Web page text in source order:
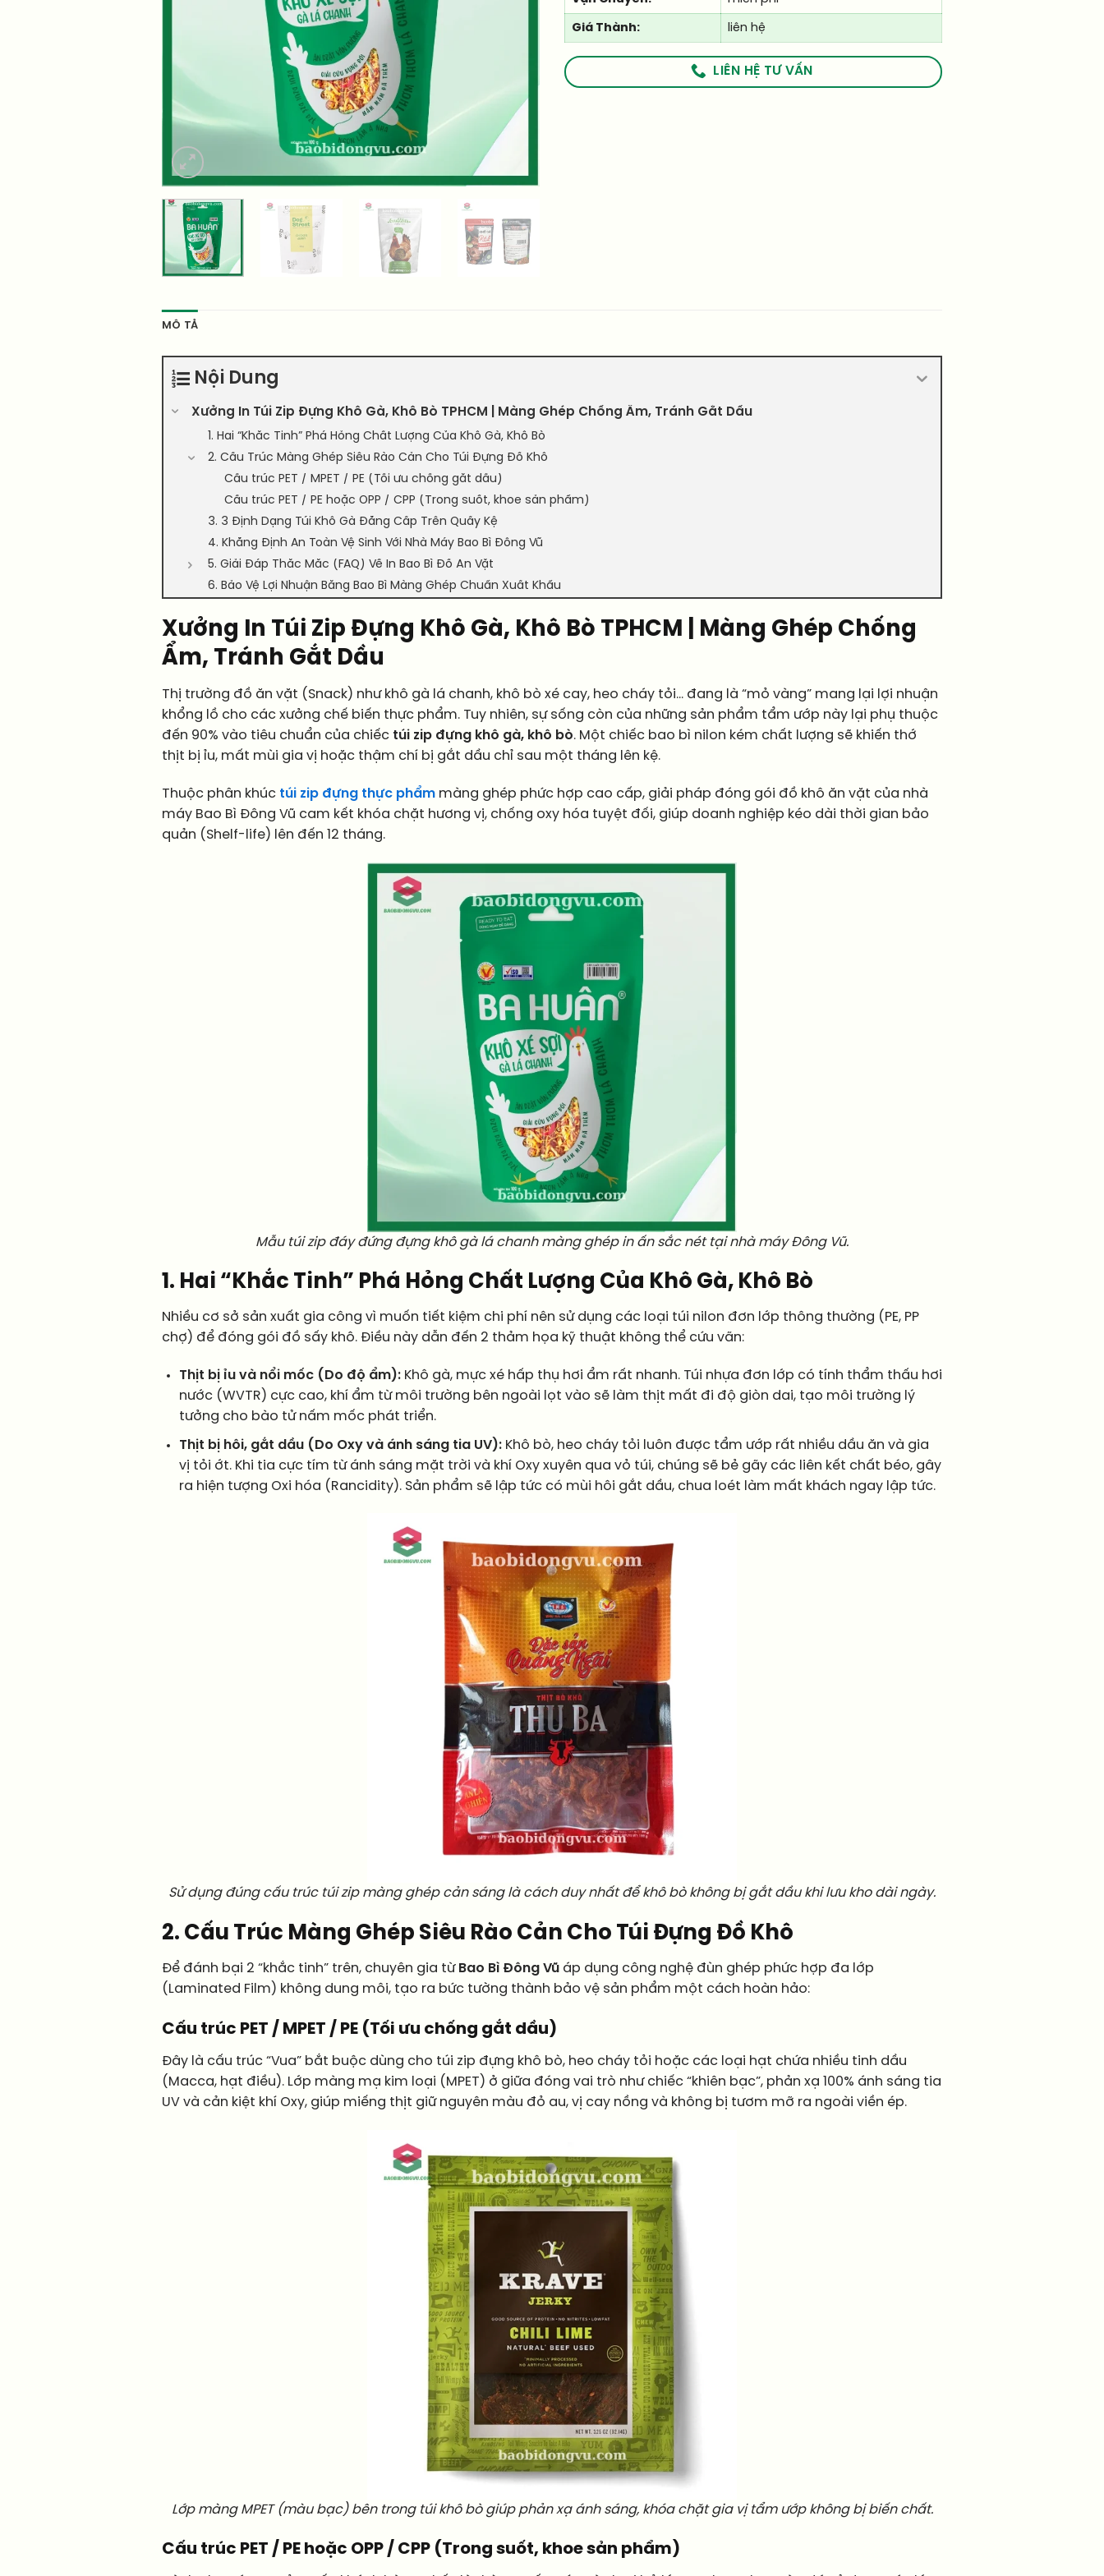
Giá Thành: liên hệ
LIÊN HỆ TƯ VẤN
MÔ TẢ
Nội Dung
Xưởng In Túi Zip Đựng Khô Gà, Khô Bò TPHCM | Màng Ghép Chống Ẩm, Tránh Gắt Dầu
1. Hai “Khắc Tinh” Phá Hỏng Chất Lượng Của Khô Gà, Khô Bò
2. Cấu Trúc Màng Ghép Siêu Rào Cản Cho Túi Đựng Đồ Khô
Cấu trúc PET / MPET / PE (Tối ưu chống gắt dầu)
Cấu trúc PET / PE hoặc OPP / CPP (Trong suốt, khoe sản phẩm)
3. 3 Định Dạng Túi Khô Gà Đẳng Cấp Trên Quầy Kệ
4. Khẳng Định An Toàn Vệ Sinh Với Nhà Máy Bao Bì Đông Vũ
5. Giải Đáp Thắc Mắc (FAQ) Về In Bao Bì Đồ Ăn Vặt
6. Bảo Vệ Lợi Nhuận Bằng Bao Bì Màng Ghép Chuẩn Xuất Khẩu
Xưởng In Túi Zip Đựng Khô Gà, Khô Bò TPHCM | Màng Ghép Chống
Ẩm, Tránh Gắt Dầu
Thị trường đồ ăn vặt (Snack) như khô gà lá chanh, khô bò xé cay, heo cháy tỏi… đang là “mỏ vàng” mang lại lợi nhuận
khổng lồ cho các xưởng chế biến thực phẩm. Tuy nhiên, sự sống còn của những sản phẩm tẩm ướp này lại phụ thuộc
đến 90% vào tiêu chuẩn của chiếc túi zip đựng khô gà, khô bò. Một chiếc bao bì nilon kém chất lượng sẽ khiến thớ
thịt bị ỉu, mất mùi gia vị hoặc thậm chí bị gắt dầu chỉ sau một tháng lên kệ.
Thuộc phân khúc túi zip đựng thực phẩm màng ghép phức hợp cao cấp, giải pháp đóng gói đồ khô ăn vặt của nhà
máy Bao Bì Đông Vũ cam kết khóa chặt hương vị, chống oxy hóa tuyệt đối, giúp doanh nghiệp kéo dài thời gian bảo
quản (Shelf-life) lên đến 12 tháng.
Mẫu túi zip đáy đứng đựng khô gà lá chanh màng ghép in ấn sắc nét tại nhà máy Đông Vũ.
1. Hai “Khắc Tinh” Phá Hỏng Chất Lượng Của Khô Gà, Khô Bò
Nhiều cơ sở sản xuất gia công vì muốn tiết kiệm chi phí nên sử dụng các loại túi nilon đơn lớp thông thường (PE, PP
chợ) để đóng gói đồ sấy khô. Điều này dẫn đến 2 thảm họa kỹ thuật không thể cứu vãn:
Thịt bị ỉu và nổi mốc (Do độ ẩm):Khô gà, mực xé hấp thụ hơi ẩm rất nhanh. Túi nhựa đơn lớp có tính thẩm thấu hơi
nước (WVTR) cực cao, khí ẩm từ môi trường bên ngoài lọt vào sẽ làm thịt mất đi độ giòn dai, tạo môi trường lý
tưởng cho bào tử nấm mốc phát triển.
Thịt bị hôi, gắt dầu (Do Oxy và ánh sáng tia UV):Khô bò, heo cháy tỏi luôn được tẩm ướp rất nhiều dầu ăn và gia
vị tỏi ớt. Khi tia cực tím từ ánh sáng mặt trời và khí Oxy xuyên qua vỏ túi, chúng sẽ bẻ gãy các liên kết chất béo, gây
ra hiện tượng Oxi hóa (Rancidity). Sản phẩm sẽ lập tức có mùi hôi gắt dầu, chua loét làm mất khách ngay lập tức.
Sử dụng đúng cấu trúc túi zip màng ghép cản sáng là cách duy nhất để khô bò không bị gắt dầu khi lưu kho dài ngày.
2. Cấu Trúc Màng Ghép Siêu Rào Cản Cho Túi Đựng Đồ Khô
Để đánh bại 2 “khắc tinh” trên, chuyên gia từ Bao Bì Đông Vũ áp dụng công nghệ đùn ghép phức hợp đa lớp
(Laminated Film) không dung môi, tạo ra bức tường thành bảo vệ sản phẩm một cách hoàn hảo:
Cấu trúc PET / MPET / PE (Tối ưu chống gắt dầu)
Đây là cấu trúc “Vua” bắt buộc dùng cho túi zip đựng khô bò, heo cháy tỏi hoặc các loại hạt chứa nhiều tinh dầu
(Macca, hạt điều). Lớp màng mạ kim loại (MPET) ở giữa đóng vai trò như chiếc “khiên bạc”, phản xạ 100% ánh sáng tia
UV và cản kiệt khí Oxy, giúp miếng thịt giữ nguyên màu đỏ au, vị cay nồng và không bị tươm mỡ ra ngoài viền ép.
Lớp màng MPET (màu bạc) bên trong túi khô bò giúp phản xạ ánh sáng, khóa chặt gia vị tẩm ướp không bị biến chất.
Cấu trúc PET / PE hoặc OPP / CPP (Trong suốt, khoe sản phẩm)